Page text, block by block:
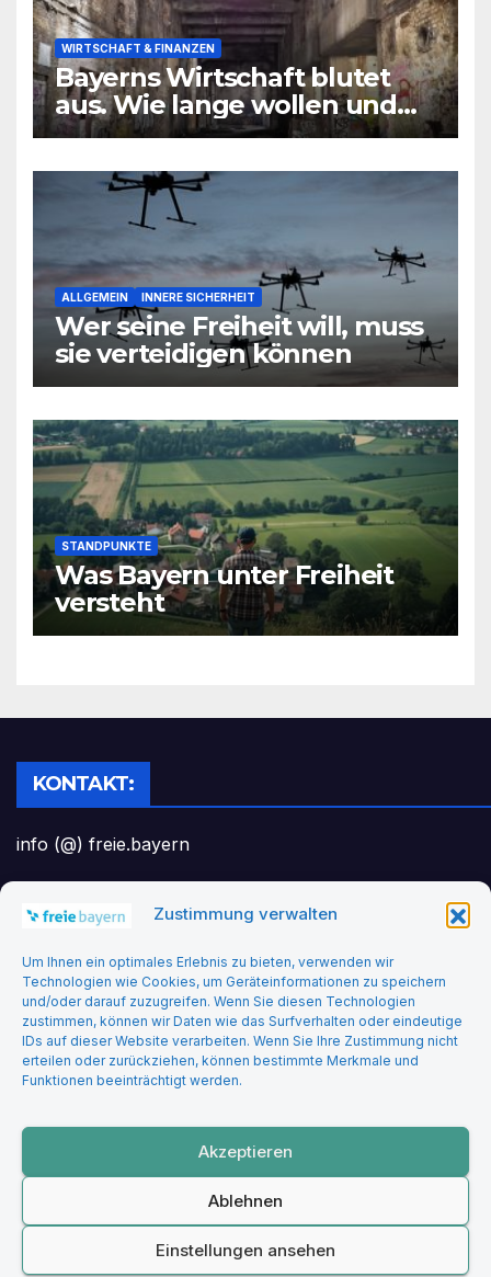
Zustimmung verwalten
Um Ihnen ein optimales Erlebnis zu bieten, verwenden wir
Technologien wie Cookies, um Geräteinformationen zu speichern
und/oder darauf zuzugreifen. Wenn Sie diesen Technologien
zustimmen, können wir Daten wie das Surfverhalten oder eindeutige
IDs auf dieser Website verarbeiten. Wenn Sie Ihre Zustimmung nicht
erteilen oder zurückziehen, können bestimmte Merkmale und
Funktionen beeinträchtigt werden.
Akzeptieren
Ablehnen
Einstellungen ansehen
WIRTSCHAFT & FINANZEN
Bayerns Wirtschaft blutet
aus. Wie lange wollen und
können wir uns den
noch leisten?
ALLGEMEIN INNERE SICHERHEIT
Wer seine Freiheit will, muss
sie verteidigen können
STANDPUNKTE
Was Bayern unter Freiheit
versteht
KONTAKT:
info (@) freie.bayern
Freie Bayern
Stolz präsentiert von WordPress
Themeansar